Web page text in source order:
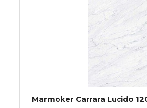
Marmoker Carrara Lucido